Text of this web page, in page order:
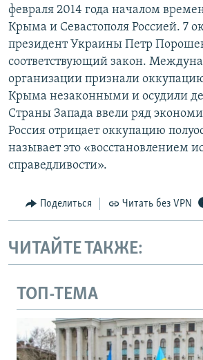
февраля 2014 года началом
Крыма и Севастополя Россией. 7
президент Украины Петр
соответствующий закон.
организации признали
Крыма незаконными и осудили
Страны Запада ввели ряд
Россия отрицает оккупацию
называет это «восстановлением
справедливости».
Поделиться Читать без VPN
ЧИТАЙТЕ ТАКЖЕ:
ТОП-ТЕМА